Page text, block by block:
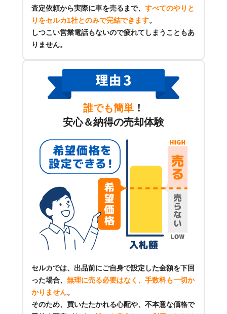
査定依頼から実際に車を売るまで、 すべてのやりと
りをセルカ1社とのみで完結できます。
しつこい営業電話もないので疲れてしまうこともあ
りません。
誰でも簡単 ！
安心＆納得の売却体験
セルカでは、出品前にご自身で設定した金額を下回
った場合、 無理に売る必要はなく、手数料も一切か
かりません。
そのため、買いたたかれる心配や、不本意な価格で